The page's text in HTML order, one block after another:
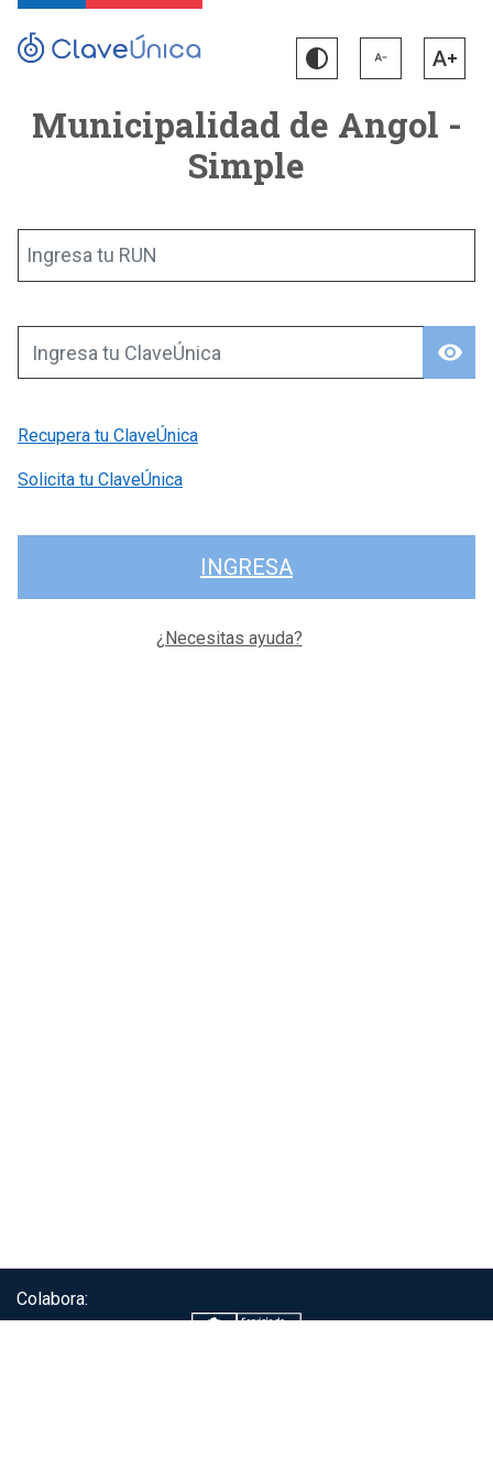
Municipalidad de Angol -
Simple
Ingresa tu RUN
visibility
Ingresa tu ClaveÚnica
Recupera tu ClaveÚnica
Solicita tu ClaveÚnica
INGRESA
¿Necesitas ayuda?
Colabora: